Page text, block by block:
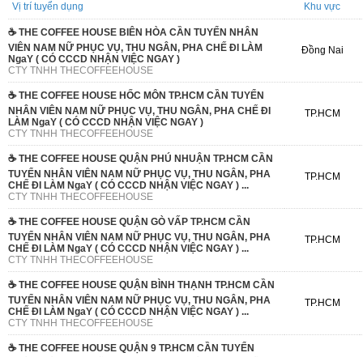
Vị trí tuyển dụng Khu vực
☕️ THE COFFEE HOUSE BIÊN HÒA CẦN TUYỂN NHÂN
VIÊN NAM NỮ PHỤC VỤ, THU NGÂN, PHA CHẾ ĐI LÀM
NgaY ( CÓ CCCD NHẬN VIỆC NGAY )
CTY TNHH THECOFFEEHOUSE
Đồng Nai
☕️ THE COFFEE HOUSE HỐC MÔN TP.HCM CẦN TUYỂN
NHÂN VIÊN NAM NỮ PHỤC VỤ, THU NGÂN, PHA CHẾ ĐI
LÀM NgaY ( CÓ CCCD NHẬN VIỆC NGAY )
CTY TNHH THECOFFEEHOUSE
TP.HCM
☕️ THE COFFEE HOUSE QUẬN PHÚ NHUẬN TP.HCM CẦN
TUYỂN NHÂN VIÊN NAM NỮ PHỤC VỤ, THU NGÂN, PHA
CHẾ ĐI LÀM NgaY ( CÓ CCCD NHẬN VIỆC NGAY ) ...
CTY TNHH THECOFFEEHOUSE
TP.HCM
☕️ THE COFFEE HOUSE QUẬN GÒ VẤP TP.HCM CẦN
TUYỂN NHÂN VIÊN NAM NỮ PHỤC VỤ, THU NGÂN, PHA
CHẾ ĐI LÀM NgaY ( CÓ CCCD NHẬN VIỆC NGAY ) ...
CTY TNHH THECOFFEEHOUSE
TP.HCM
☕️ THE COFFEE HOUSE QUẬN BÌNH THẠNH TP.HCM CẦN
TUYỂN NHÂN VIÊN NAM NỮ PHỤC VỤ, THU NGÂN, PHA
CHẾ ĐI LÀM NgaY ( CÓ CCCD NHẬN VIỆC NGAY ) ...
CTY TNHH THECOFFEEHOUSE
TP.HCM
☕️ THE COFFEE HOUSE QUẬN 9 TP.HCM CẦN TUYỂN